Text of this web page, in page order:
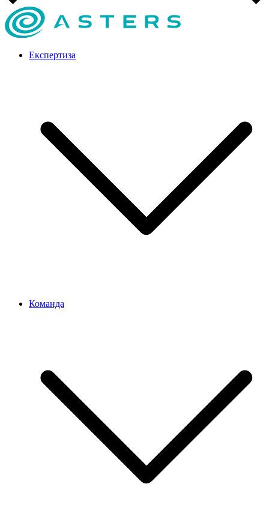
Експертиза
Команда